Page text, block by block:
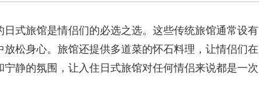
式旅馆是情侣们的必选之选。这些传统旅馆通常设有
松身心。旅馆还提供多道菜的怀石料理，让情侣们在
静的氛围，让入住日式旅馆对任何情侣来说都是一次